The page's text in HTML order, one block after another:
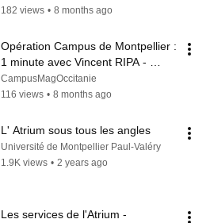
associés
182 views • 8 months ago
Opération Campus de Montpellier :
1 minute avec Vincent RIPA -
Ateliers A+
CampusMagOccitanie
116 views • 8 months ago
L' Atrium sous tous les angles
Université de Montpellier Paul-Valéry
1.9K views • 2 years ago
Les services de l'Atrium -